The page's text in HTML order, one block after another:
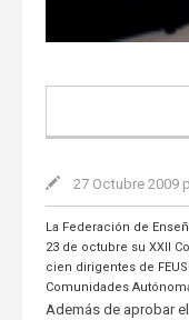
27 Octubre 2009
La Federación de
23 de octubre su XXII
cien dirigentes de
Comunidades
Además de aprobar